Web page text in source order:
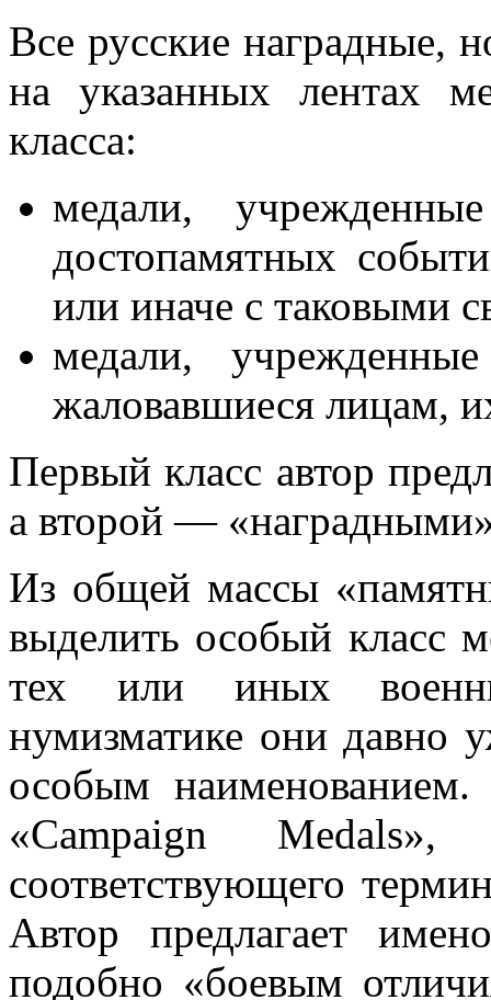
Все русские наградные,
на указанных лентах
класса:
медали,
достопамятных
или иначе с таковыми
медали,
жаловавшиеся лицам,
Первый класс автор
а второй —
Из общей массы
выделить особый класс
тех или иных
нумизматике они давно
особым
«Campaign
соответствующего
Автор
предлагает
подобно «боевым